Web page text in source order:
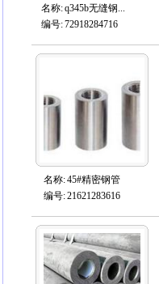
名称:q345b无缝钢...
编号:72918284716
名称:45#精密钢管
编号:21621283616